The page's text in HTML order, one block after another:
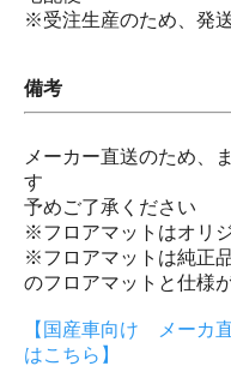
※受注生産のため、発
備考
メーカー直送のため、
す
予めご了承ください
※フロアマットはオリ
※フロアマットは純正
のフロアマットと仕様
【国産車向け メーカ
はこちら】